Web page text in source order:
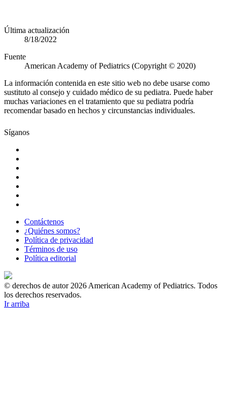
Última actualización
8/18/2022
Fuente
American Academy of Pediatrics (Copyright © 2020)
La información contenida en este sitio web no debe usarse como
sustituto al consejo y cuidado médico de su pediatra. Puede haber
muchas variaciones en el tratamiento que su pediatra podría
recomendar basado en hechos y circunstancias individuales.
Síganos
Contáctenos
¿Quiénes somos?
Política de privacidad
Términos de uso
Política editorial
© derechos de autor 2026 American Academy of Pediatrics. Todos
los derechos reservados.
Ir arriba